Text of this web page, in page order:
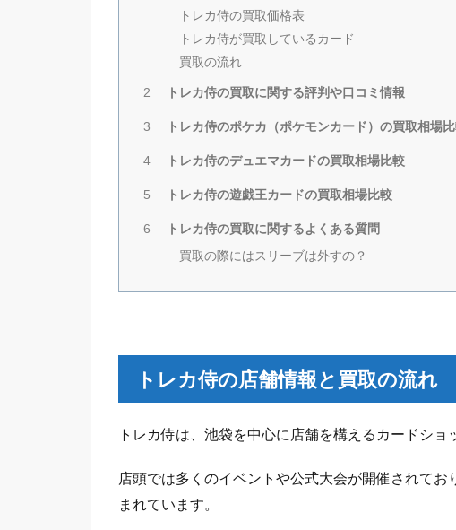
トレカ侍の買取価格表
トレカ侍が買取しているカード
買取の流れ
2 トレカ侍の買取に関する評判や口コミ情報
3 トレカ侍のポケカ（ポケモンカード）の買取相場
4 トレカ侍のデュエマカードの買取相場比較
5 トレカ侍の遊戯王カードの買取相場比較
6
トレカ侍の買取に関するよくある質問
買取の際にはスリーブは外すの？
トレカ侍の店舗情報と買取の流れ
トレカ侍は、池袋を中心に店舗を構えるカードショ
店頭では多くのイベントや公式大会が開催されて
まれています。